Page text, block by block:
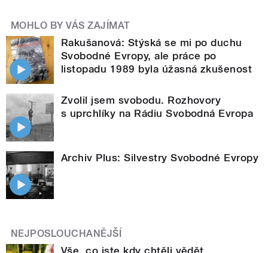
MOHLO BY VÁS ZAJÍMAT
Rakušanová: Stýská se mi po duchu
Svobodné Evropy, ale práce po
listopadu 1989 byla úžasná zkušenost
Zvolil jsem svobodu. Rozhovory
s uprchlíky na Rádiu Svobodná Evropa
Archiv Plus: Silvestry Svobodné Evropy
NEJPOSLOUCHANĚJŠÍ
Vše, co jste kdy chtěli vědět